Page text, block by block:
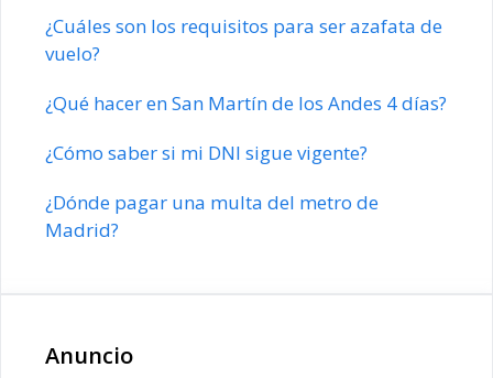
¿Cuáles son los requisitos para ser azafata de
vuelo?
¿Qué hacer en San Martín de los Andes 4 días?
¿Cómo saber si mi DNI sigue vigente?
¿Dónde pagar una multa del metro de
Madrid?
Anuncio